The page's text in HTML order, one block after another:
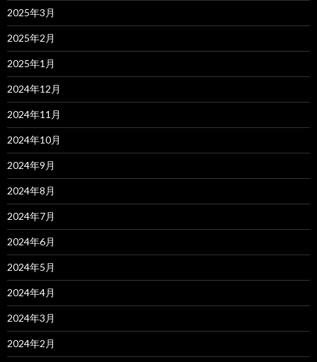
2025年3月
2025年2月
2025年1月
2024年12月
2024年11月
2024年10月
2024年9月
2024年8月
2024年7月
2024年6月
2024年5月
2024年4月
2024年3月
2024年2月